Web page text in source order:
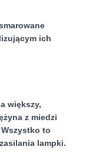
ich
większy,
z miedzi
to
lampki.